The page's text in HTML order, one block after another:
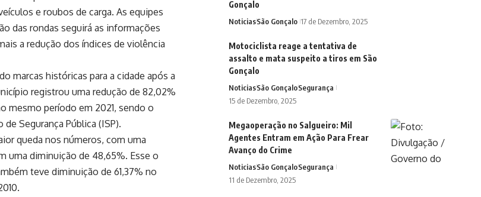
e roubos de carga. As equipes
das rondas seguirá as informações
a redução dos índices de violência
marcas históricas para a cidade após a
registrou uma redução de 82,02%
mesmo período em 2021, sendo o
Segurança Pública (ISP).
queda nos números, com uma
uma diminuição de 48,65%. Esse o
teve diminuição de 61,37% no
Gonçalo
NoticiasSão Gonçalo 17 de Dezembro, 2025
Motociclista reage a tentativa de
assalto e mata suspeito a tiros em São
Gonçalo
NoticiasSão GonçaloSegurança
15 de Dezembro, 2025
Megaoperação no Salgueiro: Mil
Agentes Entram em Ação Para Frear
Avanço do Crime
NoticiasSão GonçaloSegurança
11 de Dezembro, 2025